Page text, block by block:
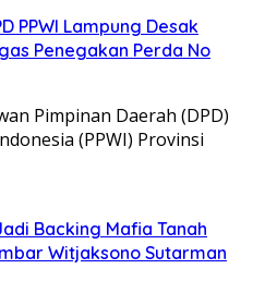
PPWI Lampung Desak
Penegakan Perda No
Pimpinan Daerah (DPD)
(PPWI) Provinsi
Backing Mafia Tanah
Witjaksono Sutarman